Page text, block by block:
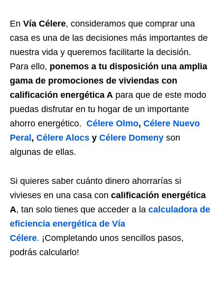
En Vía Célere, consideramos que comprar una
casa es una de las decisiones más importantes de
nuestra vida y queremos facilitarte la decisión.
Para ello, ponemos a tu disposición una amplia
gama de promociones de viviendas con
calificación energética A para que de este modo
puedas disfrutar en tu hogar de un importante
ahorro energético. Célere Olmo, Célere Nuevo
Peral, Célere Alocs y Célere Domeny son
algunas de ellas.
Si quieres saber cuánto dinero ahorrarías si
vivieses en una casa con calificación energética
A, tan solo tienes que acceder a la calculadora de
eficiencia energética de Vía
Célere. ¡Completando unos sencillos pasos,
podrás calcularlo!